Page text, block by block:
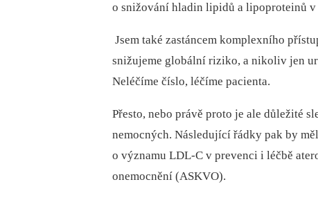
o snižování hladin lipidů a lipoproteinů v
 Jsem také zastáncem komplexního
snižujeme globální riziko, a nikoliv jen
Neléčíme číslo, léčíme pacienta.
Přesto, nebo právě proto je ale důležité
nemocných. Následující řádky pak by
o významu LDL-C v prevenci i léčbě
onemocnění (ASKVO).